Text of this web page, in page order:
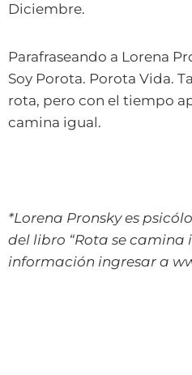
Diciembre.
Parafraseando a Lorena
Soy Porota. Porota Vida.
rota, pero con el tiempo
camina igual.
*Lorena Pronsky es
del libro “Rota se camina
información ingresar a